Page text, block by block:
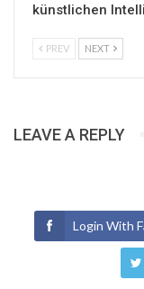
künstlichen
PREV NEXT
LEAVE A REPLY
Login With